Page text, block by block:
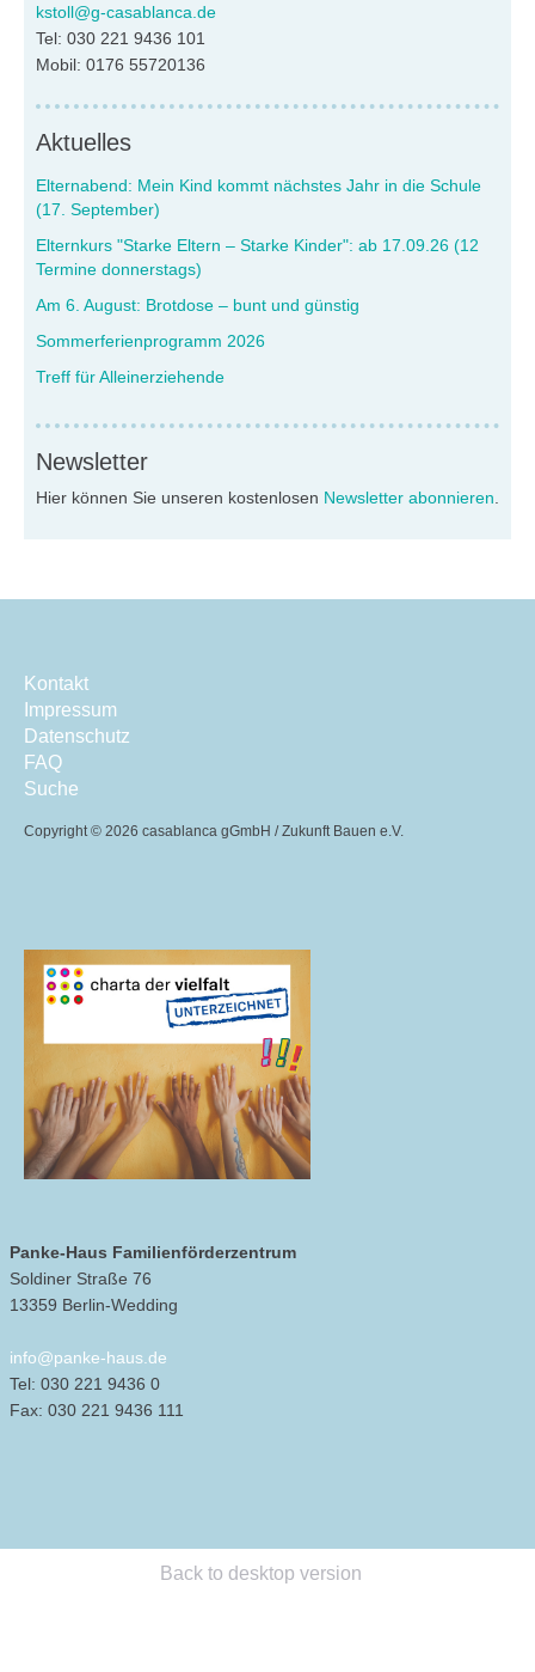
kstoll@g-casablanca.de
Tel: 030 221 9436 101
Mobil: 0176 55720136
Aktuelles
Elternabend: Mein Kind kommt nächstes Jahr in die Schule
(17. September)
Elternkurs "Starke Eltern – Starke Kinder": ab 17.09.26 (12
Termine donnerstags)
Am 6. August: Brotdose – bunt und günstig
Sommerferienprogramm 2026
Treff für Alleinerziehende
Newsletter
Hier können Sie unseren kostenlosen Newsletter abonnieren.
Kontakt
Impressum
Datenschutz
FAQ
Suche
Copyright © 2026 casablanca gGmbH / Zukunft Bauen e.V.
Panke-Haus Familienförderzentrum
Soldiner Straße 76
13359 Berlin-Wedding
info@panke-haus.de
Tel: 030 221 9436 0
Fax: 030 221 9436 111
Back to desktop version